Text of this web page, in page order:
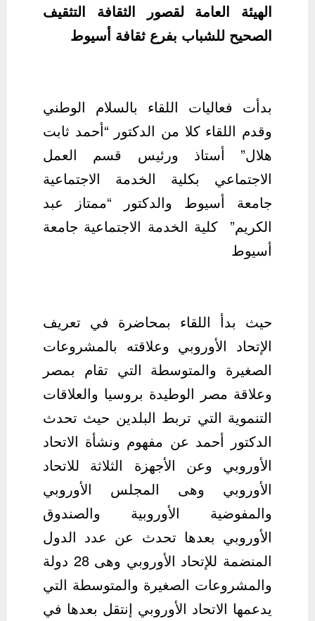
الهيئة العامة لقصور الثقافة التثقيف
الصحيح للشباب بفرع ثقافة أسيوط
بدأت فعاليات اللقاء بالسلام الوطني
وقدم اللقاء كلا من الدكتور “أحمد ثابت
هلال” أستاذ ورئيس قسم العمل
الاجتماعي بكلية الخدمة الاجتماعية
جامعة أسيوط والدكتور “ممتاز عبد
الكريم” كلية الخدمة الاجتماعية جامعة
أسيوط
حيث بدأ اللقاء بمحاضرة في تعريف
الإتحاد الأوروبي وعلاقته بالمشروعات
الصغيرة والمتوسطة التي تقام بمصر
وعلاقة مصر الوطيدة بروسيا والعلاقات
التنموية التي تربط البلدين حيث تحدث
الدكتور أحمد عن مفهوم ونشأة الاتحاد
الأوروبي وعن الأجهزة الثلاثة للاتحاد
الأوروبي وهى المجلس الأوروبي
والمفوضية الأوروبية والصندوق
الأوروبي بعدها تحدث عن عدد الدول
المنضمة للإتحاد الأوروبي وهى 28 دولة
والمشروعات الصغيرة والمتوسطة التي
يدعمها الاتحاد الأوروبي إنتقل بعدها في